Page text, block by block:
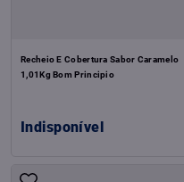
Recheio E Cobertura Sabor Caramelo
1,01Kg Bom Principio
Indisponível